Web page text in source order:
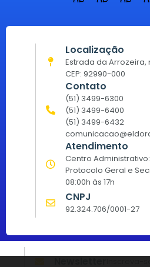
Localização
Estrada da Arrozeira,
CEP: 92990-000
Contato
(51) 3499-6300
(51) 3499-6400
(51) 3499-6432
Atendimento
Centro Administrativo:
Protocolo Geral e
08:00h às 17h
CNPJ
92.324.706/0001-27